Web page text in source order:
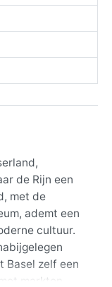
de Rijn een
met de
ademt een
cultuur.
Basel zelf een
markten,